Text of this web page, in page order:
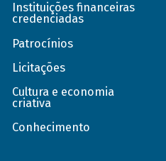
Instituições financeiras
credenciadas
Patrocínios
Licitações
Cultura e economia
criativa
Conhecimento